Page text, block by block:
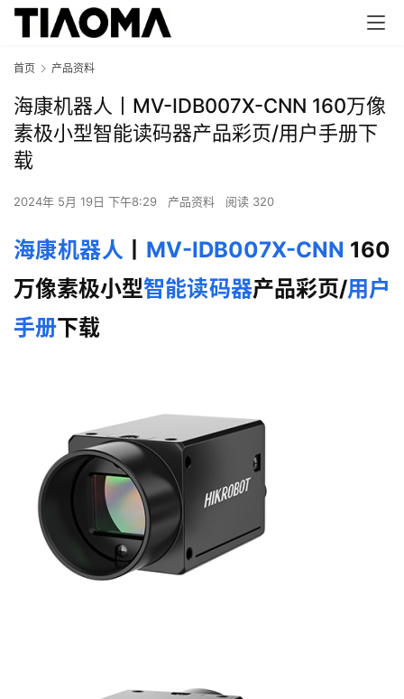
首页 产品资料
海康机器人丨MV-IDB007X-CNN 160万像
素极小型智能读码器产品彩页/用户手册下
载
2024年 5月 19日 下午8:29 产品资料 阅读 320
海康机器人 MV-IDB007X-CNN 160
万像素极小型智能读码器产品彩页/用户
手册下载